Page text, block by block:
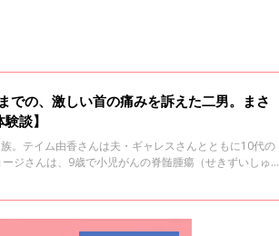
での、激しい首の痛みを訴えた二男。まさ
談】
。テイム由香さんは夫・ギャレスさんとともに10代の
ジさんは、9歳で小児がんの脊髄腫瘍（せきずいしゅよ